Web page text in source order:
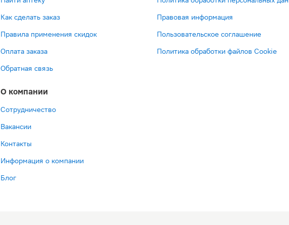
Как сделать заказ
Правила применения скидок
Оплата заказа
Обратная связь
О компании
Сотрудничество
Вакансии
Контакты
Информация о компании
Блог
Правовая информация
Пользовательское соглашение
Политика обработки файлов Cookie